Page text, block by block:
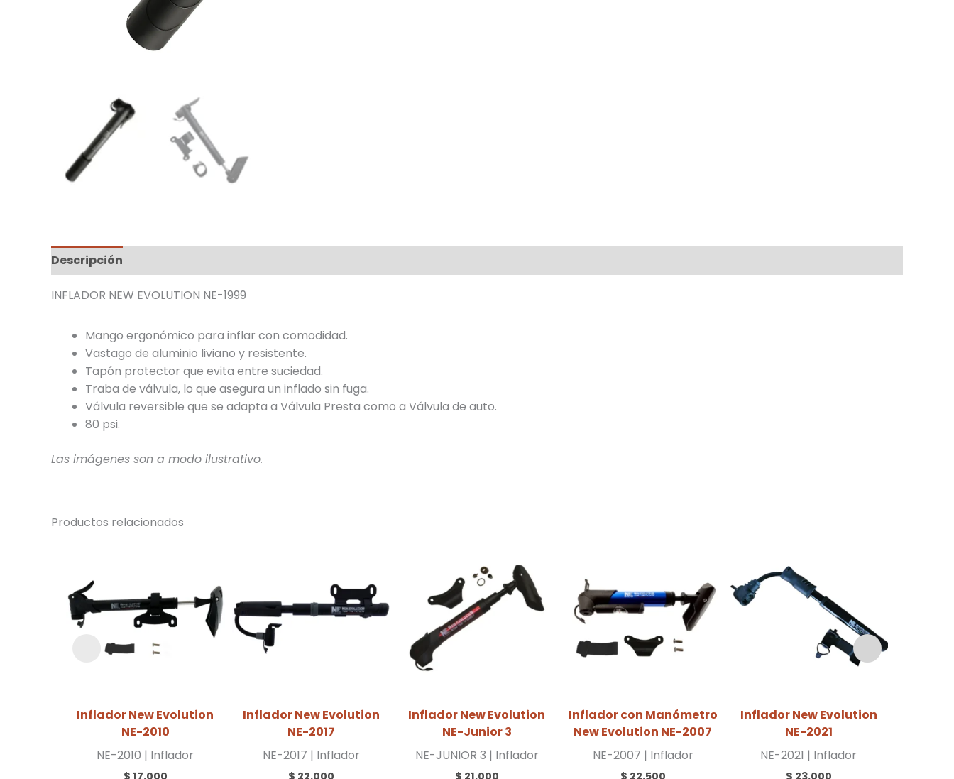
Descripción
INFLADOR NEW EVOLUTION NE-1999
Mango ergonómico para inflar con comodidad.
Vastago de aluminio liviano y resistente.
Tapón protector que evita entre suciedad.
Traba de válvula, lo que asegura un inflado sin fuga.
Válvula reversible que se adapta a Válvula Presta como a Válvula de auto.
80 psi.
Las imágenes son a modo ilustrativo.
Productos relacionados
Inflador New Evolution
NE-2010
NE-2010 | Inflador
Inflador New Evolution
NE-2017
NE-2017 | Inflador
Inflador New Evolution
NE-Junior 3
NE-JUNIOR 3 | Inflador
Inflador con Manómetro
New Evolution NE-2007
NE-2007 | Inflador
Inflador New Evolution
NE-2021
NE-2021 | Inflador